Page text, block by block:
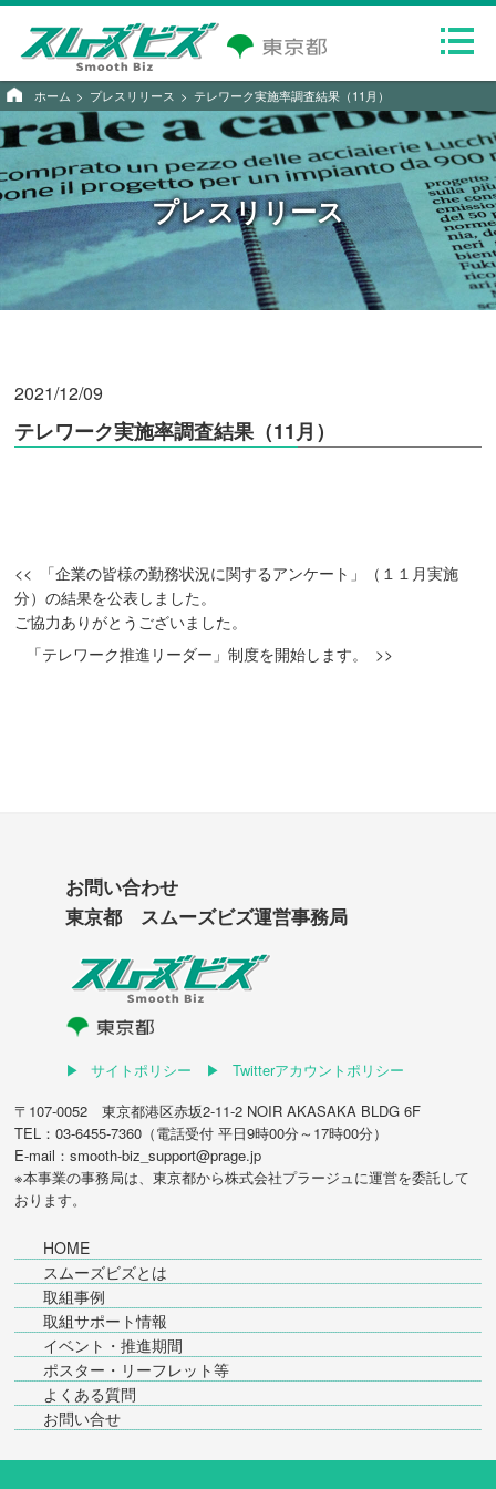
ホーム プレスリリース テレワーク実施率調査結果（11月）
プレスリリース
2021/12/09
テレワーク実施率調査結果（11月）
「企業の皆様の勤務状況に関するアンケート」（１１月実施
分）の結果を公表しました。
ご協力ありがとうございました。
「テレワーク推進リーダー」制度を開始します。
お問い合わせ
東京都 スムーズビズ運営事務局
サイトポリシー
Twitterアカウントポリシー
〒107-0052 東京都港区赤坂2-11-2 NOIR AKASAKA BLDG 6F
TEL：03-6455-7360（電話受付 平日9時00分～17時00分）
E-mail：smooth-biz_support@prage.jp
※本事業の事務局は、東京都から株式会社プラージュに運営を委託して
おります。
HOME
スムーズビズとは
取組事例
取組サポート情報
イベント・推進期間
ポスター・リーフレット等
よくある質問
お問い合せ